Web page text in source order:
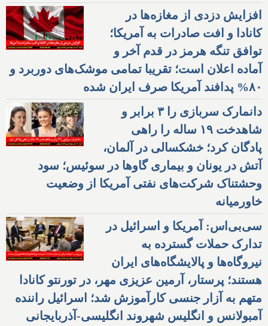
افزایش دزدی از مغازه‌ها در
کانادا و افت صادرات به آمریکا؛
توافق تنگه هرمز در قدم آخر و
آماده اعلان است؛ تقریبا تمامی موشک‌های دوربرد و
۸۰% پدافند آمریکا صرف ایران شده
دانمارک سربازی را ۳ برابر و
شاهدخت ۱۹ ساله را راهی
پادگان کرد؛ خشکسالی در آلمان،
آتش در یونان و بیماری گاوها در سوئیس؛ سود
وحشتناک شرکت‌های نفتی آمریکا از وضعیت
خاورمیانه
سی‌بی‌اس: آمریکا و اسرائیل در
تدارک حملات گسترده به
نیروگاه‌ها و پالایشگاه‌های ایران
هستند؛ پرستار، آرمین عزیزی مهر، در تورنتو کانادا
متهم به آزار جنسی کارآموزش شد؛ اسرائیل راننده
آمبولانس و انگلیس شهروند انگلیسی-آذربایجانی